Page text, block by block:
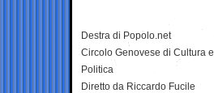
Destra di Popolo.net
Circolo Genovese di Cultura e
Politica
Diretto da Riccardo Fucile